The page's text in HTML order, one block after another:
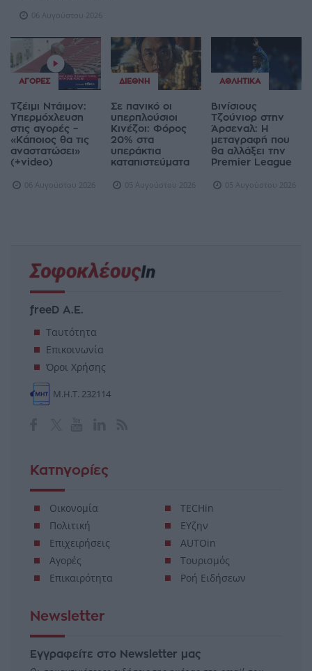
06 Αυγούστου 2026
ΑΓΟΡΈΣ
Τζέιμι Ντάιμον:
Υπερμόχλευση
στις αγορές –
«Κάποιος θα τις
αναστατώσει»
(+video)
06 Αυγούστου 2026
ΔΙΕΘΝΉ
Σε πανικό οι
υπερπλούσιοι
Κινέζοι: Φόρος
20% στα
υπεράκτια
καταπιστεύματα
05 Αυγούστου 2026
ΑΘΛΗΤΙΚΆ
Βινίσιους
Τζούνιορ στην
Άρσεναλ: Η
μεταγραφή που
θα αλλάξει την
Premier League
05 Αυγούστου 2026
freeD Α.Ε.
Ταυτότητα
Επικοινωνία
Όροι Χρήσης
Μ.Η.Τ. 232114
Κατηγορίες
Οικονομία
Πολιτική
Επιχειρήσεις
Αγορές
Επικαιρότητα
TECHin
ΕΥζην
AUTOin
Τουρισμός
Ροή Ειδήσεων
Newsletter
Εγγραφείτε στο Newsletter μας